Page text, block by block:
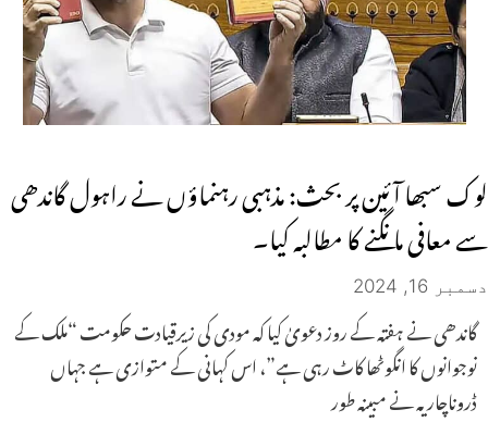
لوک سبھا آئین پر بحث: مذہبی رہنماؤں نے راہول گاندھی
سے معافی مانگنے کا مطالبہ کیا۔
دسمبر 16, 2024
گاندھی نے ہفتہ کے روز دعویٰ کیا کہ مودی کی زیرقیادت حکومت “ملک کے
نوجوانوں کا انگوٹھا کاٹ رہی ہے”، اس کہانی کے متوازی ہے جہاں
ڈروناچاریہ نے مبینہ طور